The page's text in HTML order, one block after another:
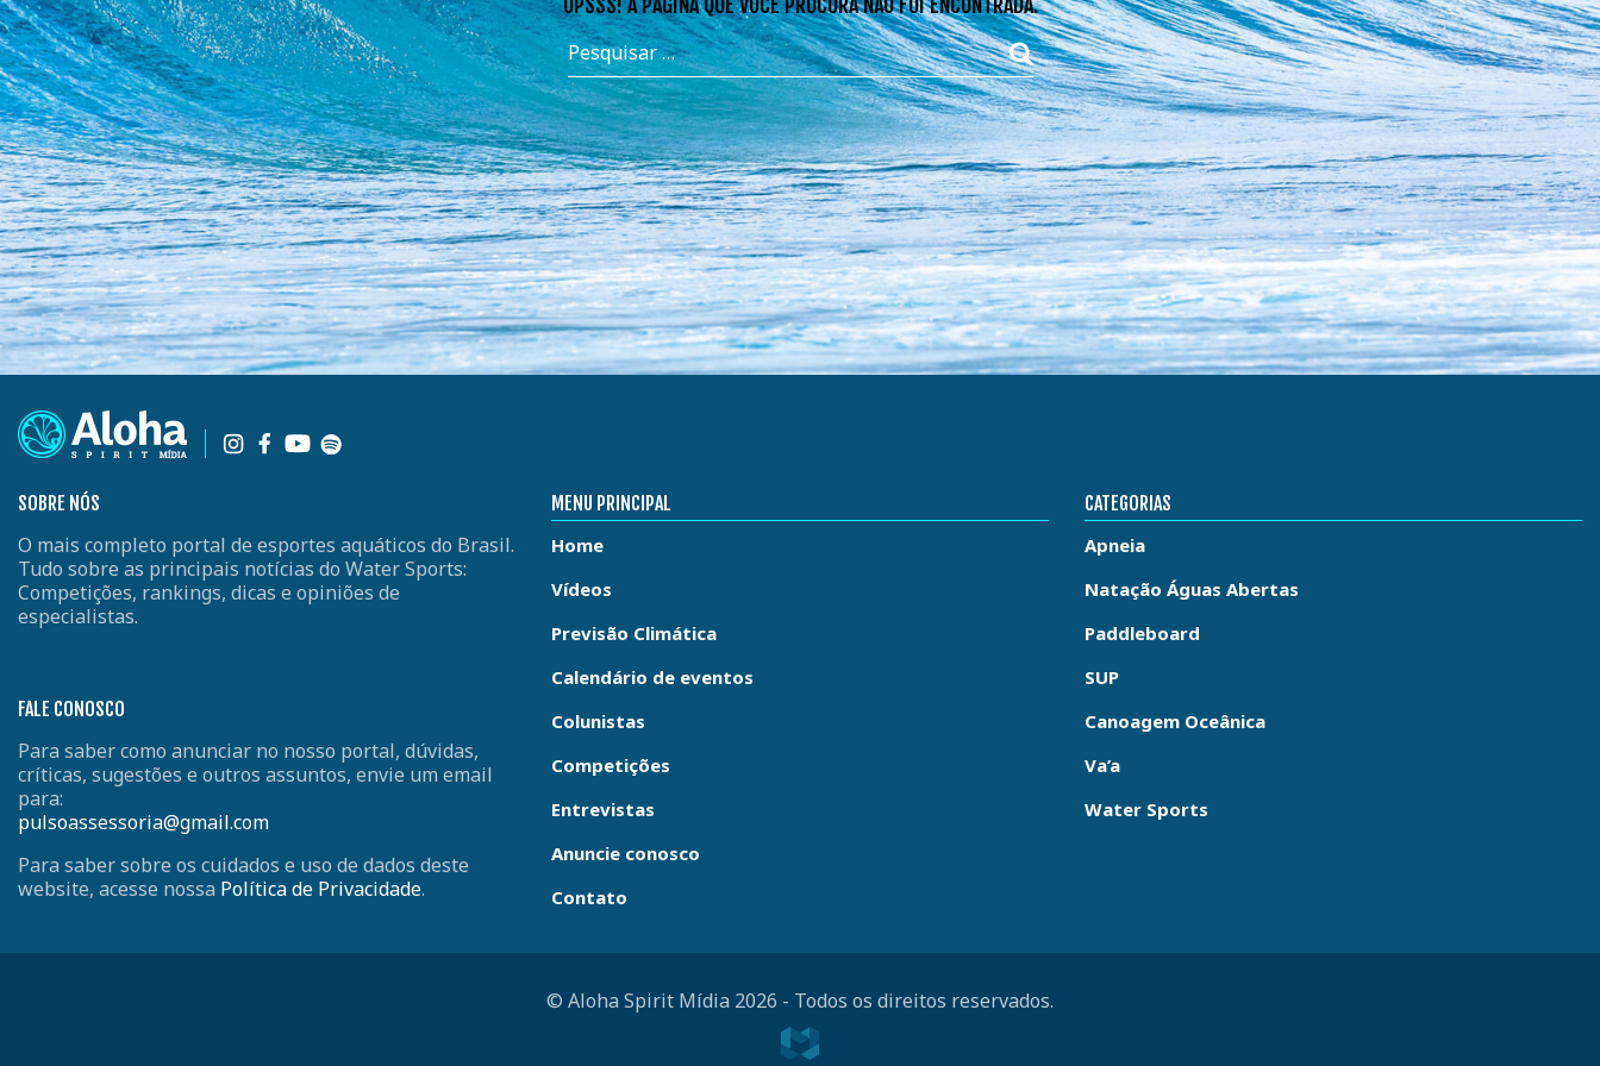
SOBRE NÓS
O mais completo portal de esportes aquáticos do Brasil.
Tudo sobre as principais notícias do Water Sports:
Competições, rankings, dicas e opiniões de
especialistas.
FALE CONOSCO
Para saber como anunciar no nosso portal, dúvidas,
críticas, sugestões e outros assuntos, envie um email
para:
pulsoassessoria@gmail.com
Para saber sobre os cuidados e uso de dados deste
website, acesse nossa Política de Privacidade.
MENU PRINCIPAL
Home
Vídeos
Previsão Climática
Calendário de eventos
Colunistas
Competições
Entrevistas
Anuncie conosco
Contato
CATEGORIAS
Apneia
Natação Águas Abertas
Paddleboard
SUP
Canoagem Oceânica
Va’a
Water Sports
© Aloha Spirit Mídia 2026 - Todos os direitos reservados.